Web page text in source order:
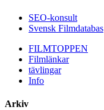
SEO-konsult
Svensk Filmdatabas
FILMTOPPEN
Filmlänkar
tävlingar
Info
Arkiv